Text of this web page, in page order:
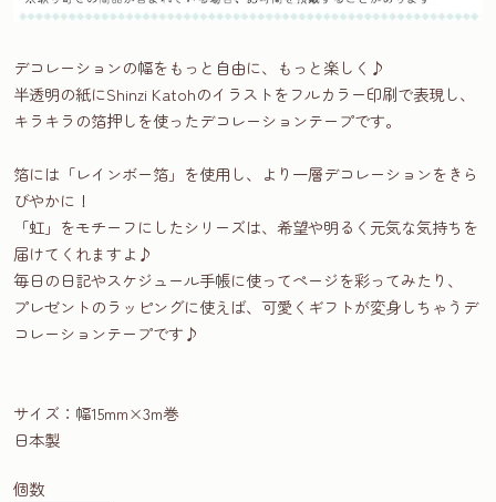
デコレーションの幅をもっと自由に、もっと楽しく♪
半透明の紙にShinzi Katohのイラストをフルカラー印刷で表現し、
キラキラの箔押しを使ったデコレーションテープです。
箔には「レインボー箔」を使用し、より一層デコレーションをきら
びやかに！
「虹」をモチーフにしたシリーズは、希望や明るく元気な気持ちを
届けてくれますよ♪
毎日の日記やスケジュール手帳に使ってページを彩ってみたり、
プレゼントのラッピングに使えば、可愛くギフトが変身しちゃうデ
コレーションテープです♪
サイズ：幅15mm×3m巻
日本製
個数